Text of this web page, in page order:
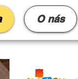
O nás